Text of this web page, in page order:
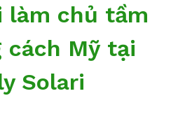
làm chủ tầm
cách Mỹ tại
Solari